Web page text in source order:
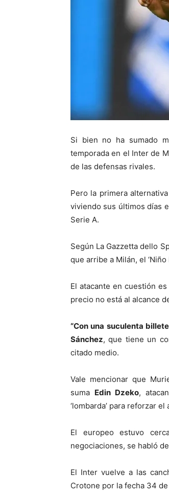
Si bien no ha sumado
temporada en el Inter de
de las defensas rivales.
Pero la primera
viviendo sus últimos días
Serie A.
Según La Gazzetta dello
que arribe a Milán, el
El atacante en cuestión es
precio no está al alcance
“Con una suculenta
Sánchez, que tiene un
citado medio.
Vale mencionar que
suma Edin Dzeko,
‘lombarda’ para reforzar el
El europeo estuvo
negociaciones, se habló
El Inter vuelve a las
Crotone por la fecha 34